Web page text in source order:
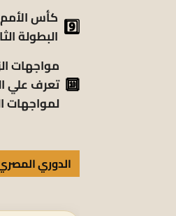
البطولة
مواجهات
تعرف علي
لمواجهات
الدوري